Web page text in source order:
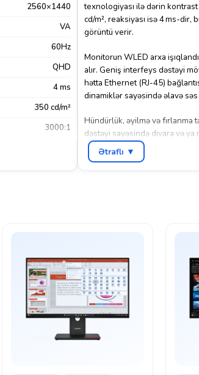
2560×1440
VA
60Hz
QHD
4 ms
350 cd/m²
3000:1
texnologiyası ilə dərin kontrast
cd/m², reaksiyası isə 4 ms-dir,
görüntü verir.
Monitorun WLED arxa
alır. Geniş interfeys dəstəyi
hətta Ethernet (RJ-45)
dinamiklər sayəsində əlavə səs
Hündürlük, əyilmə və fırlanma
dəstəyi sayəsində divara və
korpuslu monitor həm ofis,
Ətraflı ▼